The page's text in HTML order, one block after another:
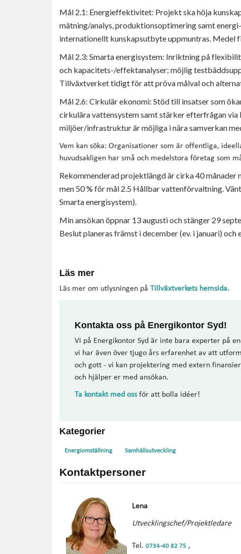
Mål 2.1: Energieffektivitet: Projekt ska höja
mätning/analys, produktionsoptimering samt
internationellt kunskapsutbyte uppmuntras. Medel
Mål 2.3: Smarta energisystem: Inriktning på
och kapacitets-/effektanalyser; möjlig
Tillväxtverket tidigt för att pröva målval och
Mål 2.6: Cirkulär ekonomi: Stöd till insatser som
cirkulära vattensystem samt stärker efterfrågan
miljöer/infrastruktur är möjliga i nära samverkan
Vem kan söka: Organisationer som är offentliga,
huvudsakligen har små och medelstora företag som
Rekommenderad projektlängd är cirka 40
men 50 % för mål 2.5 Hållbar vattenförvaltning.
Smarta energisystem).
Min ansökan öppnar 13 augusti och stänger 29
Beslut planeras främst i december (ev. i januari)
Läs mer
Läs mer om utlysningen på Tillväxtverkets hemsida.
Kontakta oss på Energikontor Syd!
Vi på Energikontor Syd är inte bara experter på
vi har även över tjugo års erfarenhet av att
och gott - vi kan projektering med extern
och hjälper er med ansökan.
Ta kontakt med ossför att bolla idéer!
Kategorier
Energiomställning Samhällsutveckling
Kontaktpersoner
Lena
Utvecklingschef/Projektledare
Tel. 0734-40 82 75 ,